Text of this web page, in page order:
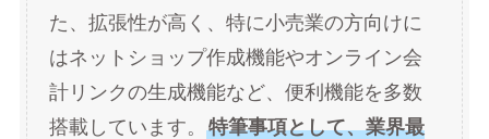
た、拡張性が高く、特に小売業の方向けに
はネットショップ作成機能やオンライン会
計リンクの生成機能など、便利機能を多数
搭載しています。 特筆事項として、業界最